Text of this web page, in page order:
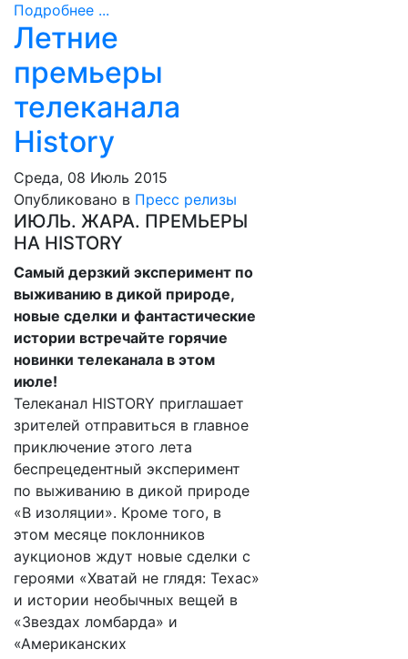
Подробнее ...
Летние
премьеры
телеканала
History
Среда, 08 Июль 2015
Опубликовано в Пресс релизы
ИЮЛЬ. ЖАРА. ПРЕМЬЕРЫ
НА HISTORY
Самый дерзкий эксперимент по
выживанию в дикой природе,
новые сделки и фантастические
истории встречайте горячие
новинки телеканала в этом
июле!
Телеканал HISTORY приглашает
зрителей отправиться в главное
приключение этого лета
беспрецедентный эксперимент
по выживанию в дикой природе
«В изоляции». Кроме того, в
этом месяце поклонников
аукционов ждут новые сделки с
героями «Хватай не глядя: Техас»
и истории необычных вещей в
«Звездах ломбарда» и
«Американских